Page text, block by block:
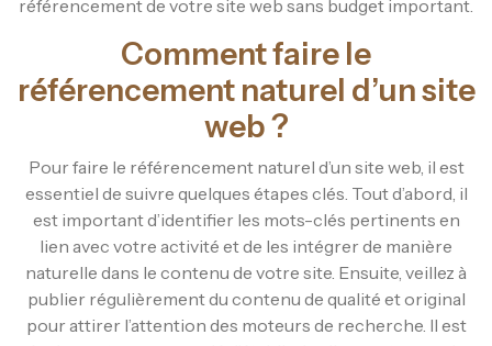
référencement de votre site web sans budget important.
Comment faire le
référencement naturel d’un site
web ?
Pour faire le référencement naturel d’un site web, il est
essentiel de suivre quelques étapes clés. Tout d’abord, il
est important d’identifier les mots-clés pertinents en
lien avec votre activité et de les intégrer de manière
naturelle dans le contenu de votre site. Ensuite, veillez à
publier régulièrement du contenu de qualité et original
pour attirer l’attention des moteurs de recherche. Il est